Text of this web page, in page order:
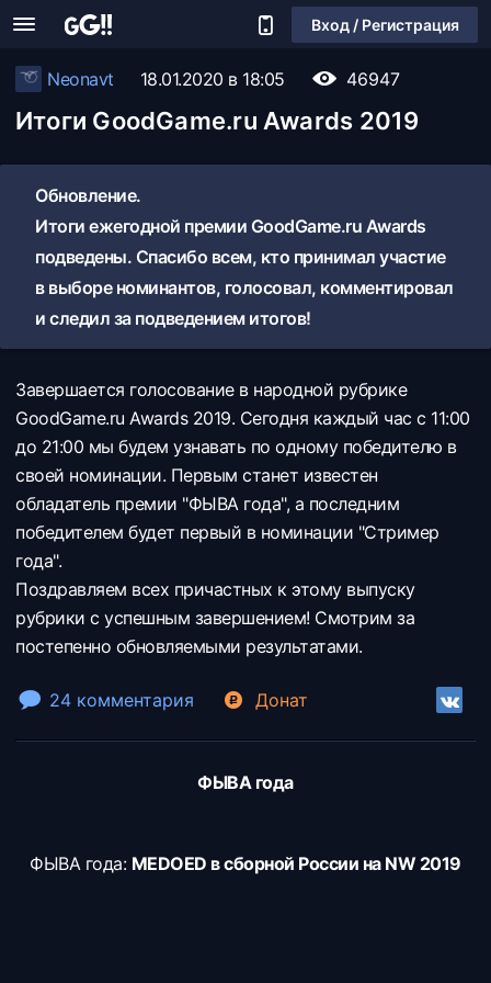
Вход / Регистрация
Neonavt 18.01.2020 в 18:05 46947
Итоги GoodGame.ru Awards 2019
Обновление.
Итоги ежегодной премии GoodGame.ru Awards
подведены. Спасибо всем, кто принимал участие
в выборе номинантов, голосовал, комментировал
и следил за подведением итогов!
Завершается голосование в народной рубрике
GoodGame.ru Awards 2019. Сегодня каждый час с 11:00
до 21:00 мы будем узнавать по одному победителю в
своей номинации. Первым станет известен
обладатель премии "ФЫВА года", а последним
победителем будет первый в номинации "Стример
года".
Поздравляем всех причастных к этому выпуску
рубрики с успешным завершением! Смотрим за
постепенно обновляемыми результатами.
24 комментария Донат
ФЫВА года
ФЫВА года: MEDOED в сборной России на NW 2019